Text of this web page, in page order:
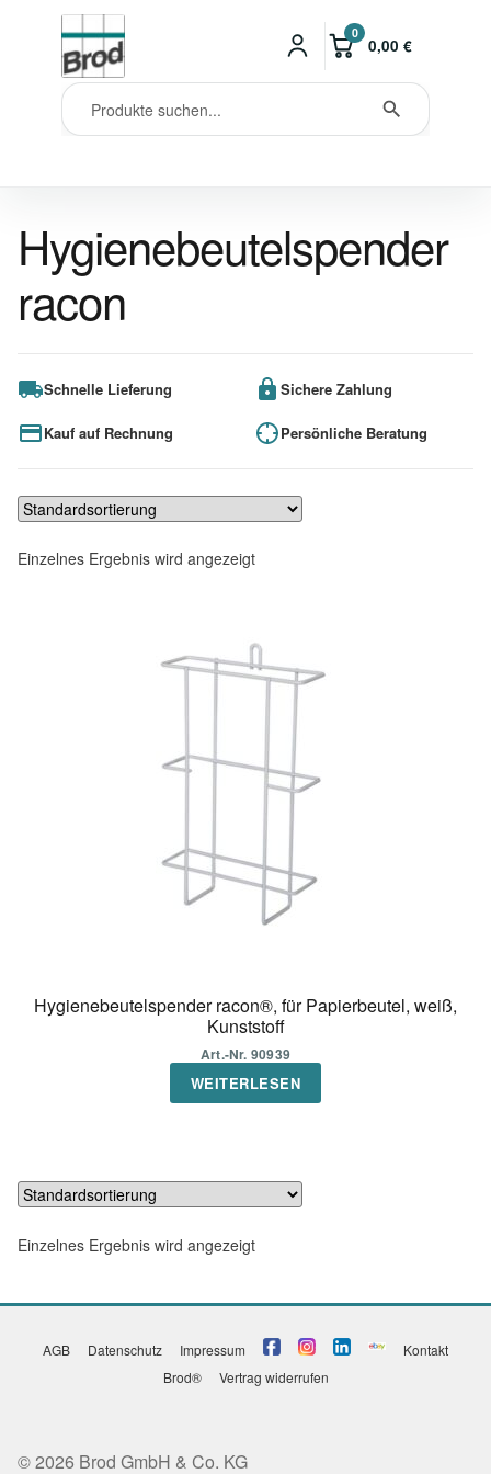
0
0,00 €
Hygienebeutelspender
racon
Schnelle Lieferung Sichere Zahlung
Kauf auf Rechnung Persönliche Beratung
Einzelnes Ergebnis wird angezeigt
Hygienebeutelspender racon®, für Papierbeutel, weiß,
Kunststoff
Art.-Nr. 90939
WEITERLESEN
Einzelnes Ergebnis wird angezeigt
AGB Datenschutz Impressum
Kontakt
Brod®
Vertrag widerrufen
© 2026 Brod GmbH & Co. KG